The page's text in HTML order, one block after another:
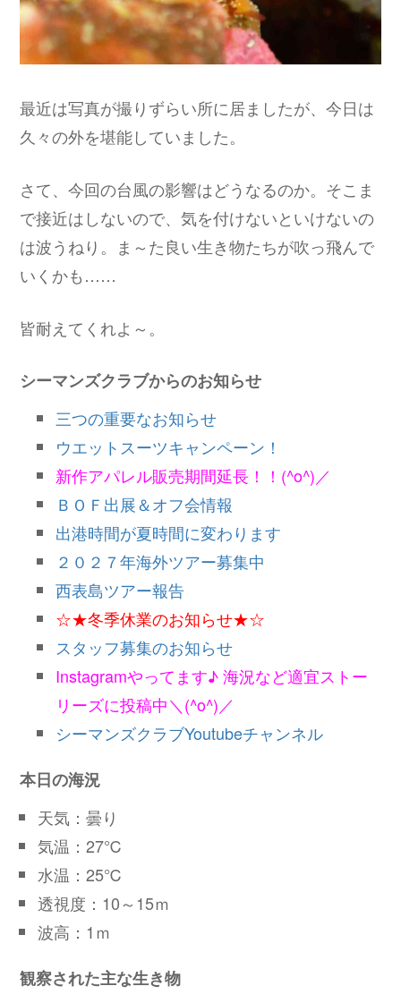
最近は写真が撮りずらい所に居ましたが、今日は
久々の外を堪能していました。
さて、今回の台風の影響はどうなるのか。そこま
で接近はしないので、気を付けないといけないの
は波うねり。ま～た良い生き物たちが吹っ飛んで
いくかも……
皆耐えてくれよ～。
シーマンズクラブからのお知らせ
三つの重要なお知らせ
ウエットスーツキャンペーン！
新作アパレル販売期間延長！！(^o^)／
ＢＯＦ出展＆オフ会情報
出港時間が夏時間に変わります
２０２７年海外ツアー募集中
西表島ツアー報告
☆★冬季休業のお知らせ★☆
スタッフ募集のお知らせ
Instagramやってます♪ 海況など適宜ストー
リーズに投稿中＼(^o^)／
シーマンズクラブYoutubeチャンネル
本日の海況
天気：曇り
気温：27℃
水温：25℃
透視度：10～15ｍ
波高：1ｍ
観察された主な生き物